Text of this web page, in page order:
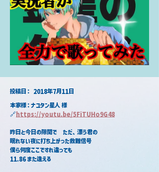
2018年7月11日
​投稿日：
本家様：ナユタン星人 様
🔗https://youtu.be/5FiTUHo9G48
昨日と今日の隙間で　ただ、漂う君の
眠れない夜に打ち上がった救難信号
僕ら何度ここですれ違っても
11.86 また逢える